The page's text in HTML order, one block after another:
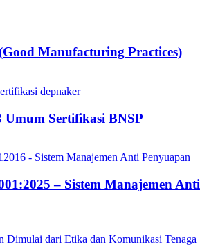
Manufacturing Practices)
Sertifikasi BNSP
– Sistem Manajemen Anti